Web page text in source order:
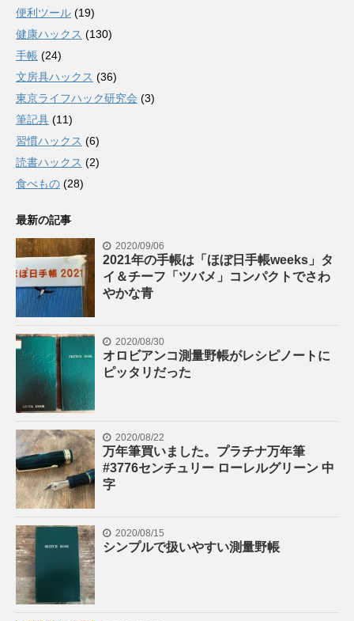
便利ツール (19)
健康ハックス (130)
手帳 (24)
文房具ハックス (36)
東京ライフハック研究会 (3)
筆記具 (11)
習慣ハックス (6)
読書ハックス (2)
食べもの (28)
最新の記事
2020/09/06
2021年の手帳は「ほぼ日手帳weeks」タ
イ＆チーフ「ツバメ」コンパクトでさわ
やかな青
2020/08/30
オロビアンコ測量野帳がレシピノートに
ピッタリだった
2020/08/22
万年筆買いました。プラチナ万年筆
#3776センチュリー ローレルグリーン 中
字
2020/08/15
シンプルで扱いやすい測量野帳